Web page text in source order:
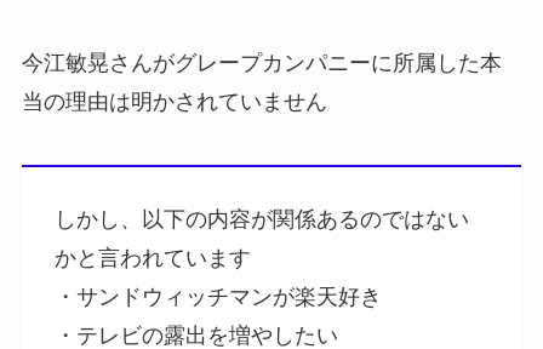
今江敏晃さんがグレープカンパニーに所属した本
当の理由は明かされていません
しかし、以下の内容が関係あるのではない
かと言われています
・サンドウィッチマンが楽天好き
・テレビの露出を増やしたい